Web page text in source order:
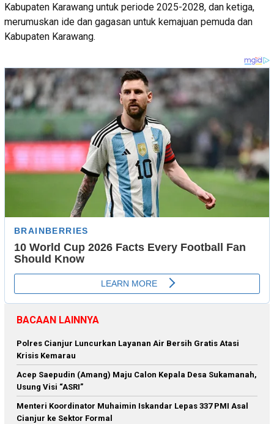
Kabupaten Karawang untuk periode 2025-2028, dan ketiga,
merumuskan ide dan gagasan untuk kemajuan pemuda dan
Kabupaten Karawang.
BACAAN LAINNYA
Polres Cianjur Luncurkan Layanan Air Bersih Gratis Atasi
Krisis Kemarau
Acep Saepudin (Amang) Maju Calon Kepala Desa Sukamanah,
Usung Visi “ASRI”
Menteri Koordinator Muhaimin Iskandar Lepas 337 PMI Asal
Cianjur ke Sektor Formal